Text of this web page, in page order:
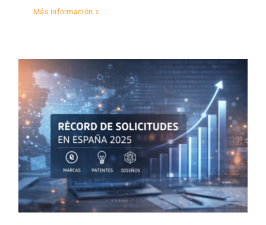
Más información